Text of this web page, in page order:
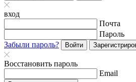
вход
Почта
Пароль
Забыли пароль?
Войти
Восстановить пароль
Email